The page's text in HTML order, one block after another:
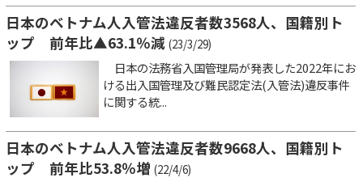
日本のベトナム人入管法違反者数3568人、国籍別ト
ップ 前年比▲63.1％減 (23/3/29)
日本の法務省入国管理局が発表した2022年にお
ける出入国管理及び難民認定法(入管法)違反事件
に関する統...
日本のベトナム人入管法違反者数9668人、国籍別ト
ップ 前年比53.8％増 (22/4/6)